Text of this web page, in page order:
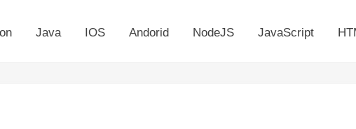
Java IOS Andorid NodeJS JavaScript